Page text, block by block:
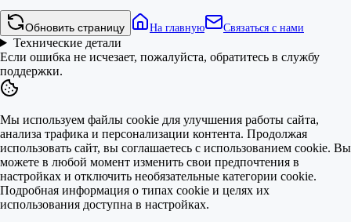
Обновить страницу На главную Связаться с нами
Технические детали
Если ошибка не исчезает, пожалуйста, обратитесь в службу
поддержки.
Мы используем файлы cookie для улучшения работы сайта,
анализа трафика и персонализации контента. Продолжая
использовать сайт, вы соглашаетесь с использованием cookie. Вы
можете в любой момент изменить свои предпочтения в
настройках и отключить необязательные категории cookie.
Подробная информация о типах cookie и целях их
использования доступна в настройках.